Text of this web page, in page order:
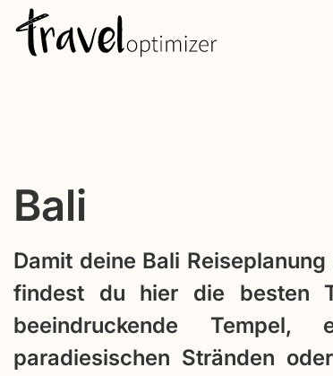
Bali
Damit deine Bali
findest du hier die besten
beeindruckende Tempel,
paradiesischen Stränden